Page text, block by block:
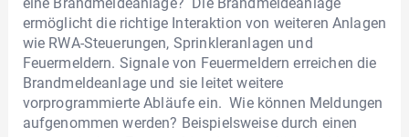
ermöglicht die richtige Interaktion von weiteren Anlagen
wie RWA-Steuerungen, Sprinkleranlagen und
Feuermeldern. Signale von Feuermeldern erreichen die
Brandmeldeanlage und sie leitet weitere
vorprogrammierte Abläufe ein. Wie können Meldungen
aufgenommen werden? Beispielsweise durch einen